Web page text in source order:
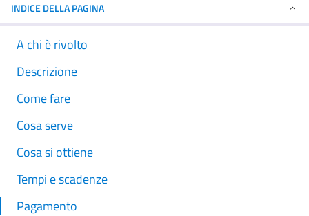
INDICE DELLA PAGINA
A chi è rivolto
Descrizione
Come fare
Cosa serve
Cosa si ottiene
Tempi e scadenze
Pagamento